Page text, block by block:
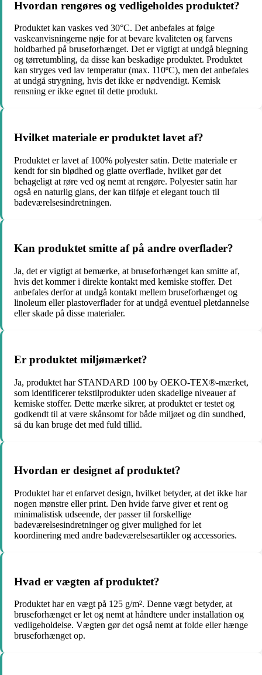
Hvordan rengøres og vedligeholdes produktet?
Produktet kan vaskes ved 30°C. Det anbefales at følge
vaskeanvisningerne nøje for at bevare kvaliteten og farvens
holdbarhed på bruseforhænget. Det er vigtigt at undgå blegning
og tørretumbling, da disse kan beskadige produktet. Produktet
kan stryges ved lav temperatur (max. 110ºC), men det anbefales
at undgå strygning, hvis det ikke er nødvendigt. Kemisk
rensning er ikke egnet til dette produkt.
Hvilket materiale er produktet lavet af?
Produktet er lavet af 100% polyester satin. Dette materiale er
kendt for sin blødhed og glatte overflade, hvilket gør det
behageligt at røre ved og nemt at rengøre. Polyester satin har
også en naturlig glans, der kan tilføje et elegant touch til
badeværelsesindretningen.
Kan produktet smitte af på andre overflader?
Ja, det er vigtigt at bemærke, at bruseforhænget kan smitte af,
hvis det kommer i direkte kontakt med kemiske stoffer. Det
anbefales derfor at undgå kontakt mellem bruseforhænget og
linoleum eller plastoverflader for at undgå eventuel pletdannelse
eller skade på disse materialer.
Er produktet miljømærket?
Ja, produktet har STANDARD 100 by OEKO-TEX®-mærket,
som identificerer tekstilprodukter uden skadelige niveauer af
kemiske stoffer. Dette mærke sikrer, at produktet er testet og
godkendt til at være skånsomt for både miljøet og din sundhed,
så du kan bruge det med fuld tillid.
Hvordan er designet af produktet?
Produktet har et enfarvet design, hvilket betyder, at det ikke har
nogen mønstre eller print. Den hvide farve giver et rent og
minimalistisk udseende, der passer til forskellige
badeværelsesindretninger og giver mulighed for let
koordinering med andre badeværelsesartikler og accessories.
Hvad er vægten af produktet?
Produktet har en vægt på 125 g/m². Denne vægt betyder, at
bruseforhænget er let og nemt at håndtere under installation og
vedligeholdelse. Vægten gør det også nemt at folde eller hænge
bruseforhænget op.